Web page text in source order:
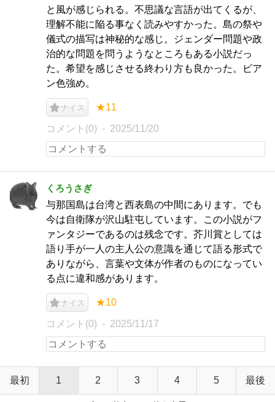
と風が感じられる。不思議な言語が出てくるが、
理解不能に陥る事なく読みやすかった。島の祭や
儀式の描写は神秘的な感じ。ジェンダー問題や政
治的な問題を問うようなところもある小説だっ
た。希望を感じさせる終わり方も良かった。ビア
ン色強め。
ナイス ★11
コメント(0) 2025/11/20
くろうさぎ
与那国島は台湾と西表島の中間にあります。でも
今は自衛隊が沢山駐屯しています。この小説がフ
ァンタジーであるのは残念です。芥川賞としては
語り手が一人の主人公の意識を通じて語る形式で
ありながら、言葉や文体が作者のものになってい
る点に違和感があります。
ナイス ★10
コメント(0) 2025/11/17
最初 1 2 3 4 5 最後